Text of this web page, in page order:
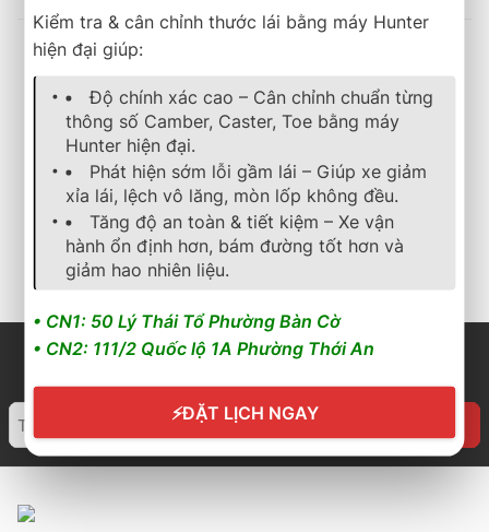
Sản phẩm tương tự
lốp xe bridgestone ecopia , mặc định
Lốp Xe Bridgestone 205/65R16 Ecopia EP15
2.100.000 ₫
Cần nhận báo giá mới
nhất? Nhấn vào đây để
trao đổi ngay
lốp xe michelin , energy
Lốp Xe MICHELIN 195/
2.322.000₫
Cần nhận báo giá mới
Kiểm tra & cân chỉnh thước lái bằng máy Hunter
hiện đại giúp:
Độ chính xác cao – Cân chỉnh chuẩn từng
thông số Camber, Caster, Toe bằng máy
Hunter hiện đại.
Phát hiện sớm lỗi gầm lái – Giúp xe giảm
xỉa lái, lệch vô lăng, mòn lốp không đều.
Tăng độ an toàn & tiết kiệm – Xe vận
hành ổn định hơn, bám đường tốt hơn và
giảm hao nhiên liệu.
• CN1: 50 Lý Thái Tổ Phường Bàn Cờ
• CN2: 111/2 Quốc lộ 1A Phường Thới An
⚡ĐẶT LỊCH NGAY